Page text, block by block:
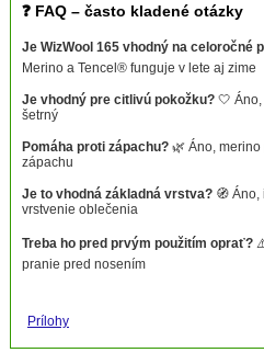
❓ FAQ – často kladené otázky
Je WizWool 165 vhodný na celoročné
Merino a Tencel® funguje v lete aj zime
Je vhodný pre citlivú pokožku?🤍 Áno,
šetrný
Pomáha proti zápachu?🌿 Áno, merino
zápachu
Je to vhodná základná vrstva?🧭 Áno,
vrstvenie oblečenia
Treba ho pred prvým použitím oprať?⚠️
pranie pred nosením
Prílohy